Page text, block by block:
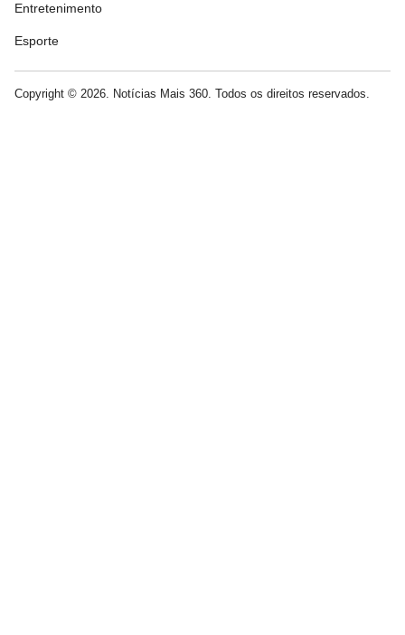
Entretenimento
Esporte
Copyright © 2026. Notícias Mais 360. Todos os direitos reservados.